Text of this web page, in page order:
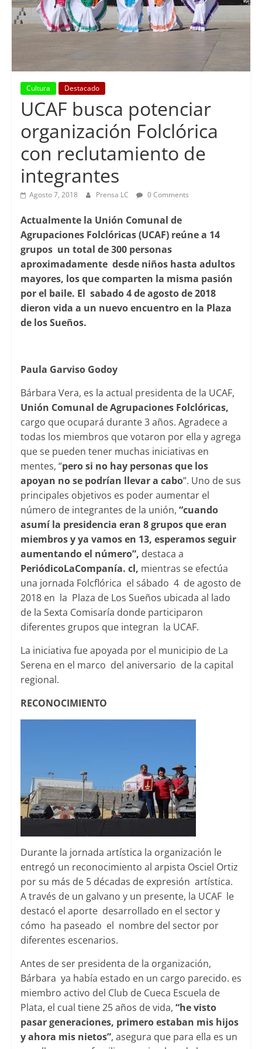
Cultura Destacado
UCAF busca potenciar
organización Folclórica
con reclutamiento de
integrantes
Agosto 7, 2018 Prensa LC 0 Comments
Actualmente la Unión Comunal de
Agrupaciones Folclóricas (UCAF) reúne a 14
grupos un total de 300 personas
aproximadamente desde niños hasta adultos
mayores, los que comparten la misma pasión
por el baile. El sabado 4 de agosto de 2018
dieron vida a un nuevo encuentro en la Plaza
de los Sueños.
Paula Garviso Godoy
Bárbara Vera, es la actual presidenta de la UCAF,
Unión Comunal de Agrupaciones Folclóricas,
cargo que ocupará durante 3 años. Agradece a
todas los miembros que votaron por ella y agrega
que se pueden tener muchas iniciativas en
mentes, “pero si no hay personas que los
apoyan no se podrían llevar a cabo”. Uno de sus
principales objetivos es poder aumentar el
número de integrantes de la unión, “cuando
asumí la presidencia eran 8 grupos que eran
miembros y ya vamos en 13, esperamos seguir
aumentando el número”, destaca a
PeriódicoLaCompanía. cl, mientras se efectúa
una jornada Folcflórica el sábado 4 de agosto de
2018 en la Plaza de Los Sueños ubicada al lado
de la Sexta Comisaría donde participaron
diferentes grupos que integran la UCAF.
La iniciativa fue apoyada por el municipio de La
Serena en el marco del aniversario de la capital
regional.
RECONOCIMIENTO
Durante la jornada artística la organización le
entregó un reconocimiento al arpista Osciel Ortiz
por su más de 5 décadas de expresión artística.
A través de un galvano y un presente, la UCAF le
destacó el aporte desarrollado en el sector y
cómo ha paseado el nombre del sector por
diferentes escenarios.
Antes de ser presidenta de la organización,
Bárbara ya había estado en un cargo parecido. es
miembro activo del Club de Cueca Escuela de
Plata, el cual tiene 25 años de vida, “he visto
pasar generaciones, primero estaban mis hijos
y ahora mis nietos”, asegura que para ella es un